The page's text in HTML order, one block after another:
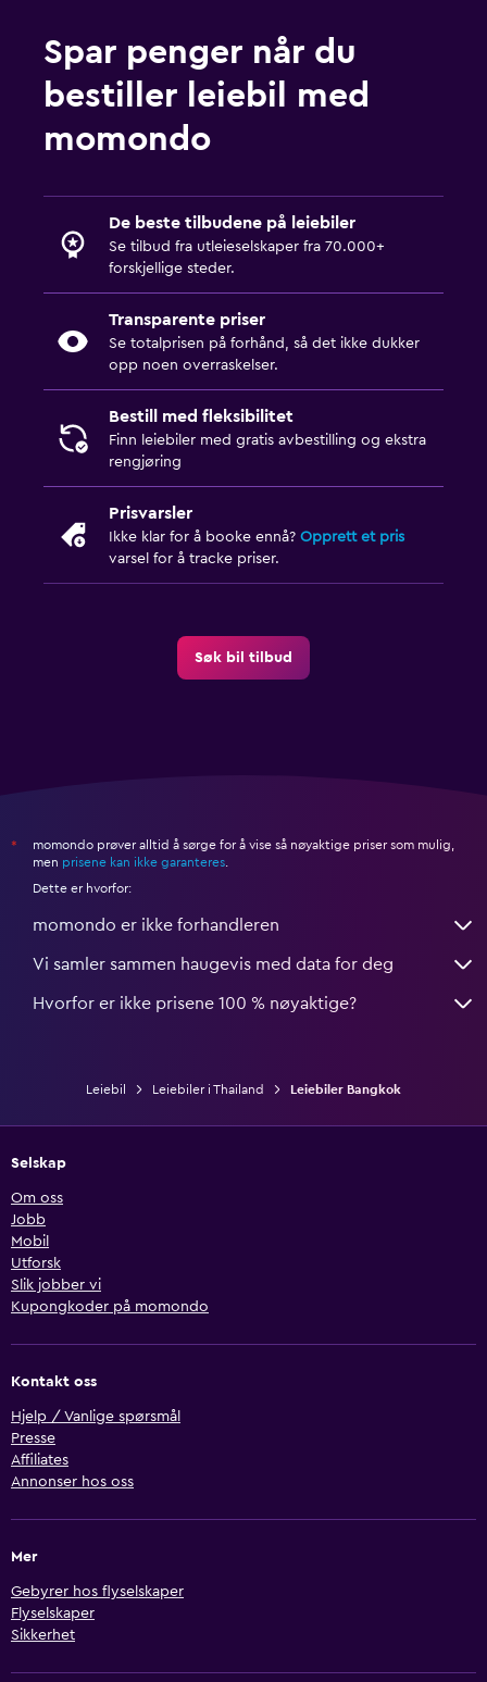
Spar penger når du
bestiller leiebil med
momondo
De beste tilbudene på leiebiler
Se tilbud fra utleieselskaper fra 70.000+
forskjellige steder.
Transparente priser
Se totalprisen på forhånd, så det ikke dukker
opp noen overraskelser.
Bestill med fleksibilitet
Finn leiebiler med gratis avbestilling og ekstra
rengjøring
Prisvarsler
Ikke klar for å booke ennå? Opprett et pris
varsel for å tracke priser.
Søk bil tilbud
*
momondo prøver alltid å sørge for å vise så nøyaktige priser som mulig,
men prisene kan ikke garanteres
Dette er hvorfor:
momondo er ikke forhandleren
Vi samler sammen haugevis med data for deg
Hvorfor er ikke prisene 100 % nøyaktige?
Leiebil Leiebiler i Thailand Leiebiler Bangkok
Selskap
Om oss
Jobb
Mobil
Utforsk
Slik jobber vi
Kupongkoder på momondo
Kontakt oss
Hjelp / Vanlige spørsmål
Presse
Affiliates
Annonser hos oss
Mer
Gebyrer hos flyselskaper
Flyselskaper
Sikkerhet